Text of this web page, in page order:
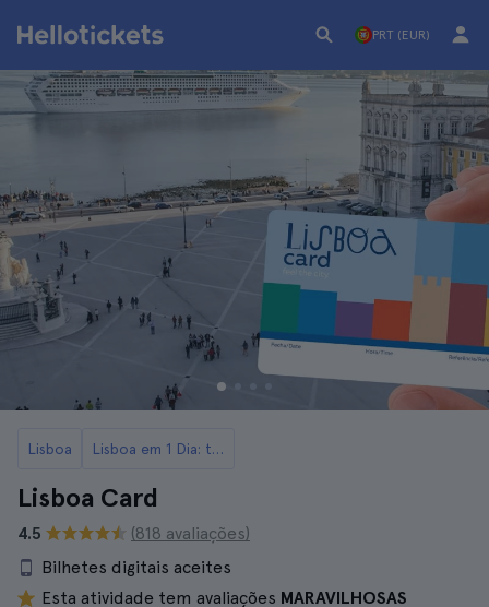
PRT (EUR)
Lisboa Lisboa em 1 Dia: tudo o que precisa de saber
Lisboa Card
4.5
(818 avaliações)
Bilhetes digitais aceites
Esta atividade tem avaliações MARAVILHOSAS